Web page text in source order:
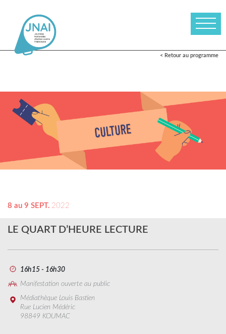
< Retour au programme
8 au 9 SEPT. 2022
LE QUART D’HEURE LECTURE
16h15 - 16h30
Manifestation ouverte au public
Médiathèque Louis Bastien
Rue Lucien Médéric
98849 KOUMAC